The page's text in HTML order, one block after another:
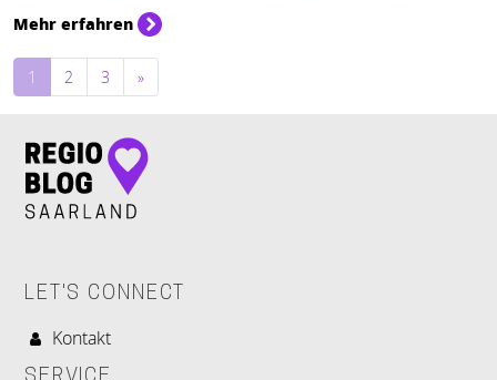
Mehr erfahren
Beitragsnavigation
1 2 3 »
LET'S CONNECT
Kontakt